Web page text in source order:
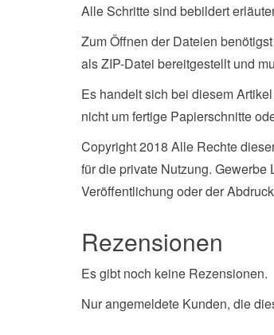
Alle Schritte sind bebildert
Zum Öffnen der Dateien
als ZIP-Datei bereitgestellt und
Es handelt sich bei diesem
nicht um fertige Papierschnitte
Copyright 2018 Alle Rechte
für die private Nutzung. Gewerbe
Veröffentlichung oder der
Rezensionen
Es gibt noch keine Rezensionen.
Nur angemeldete Kunden, die